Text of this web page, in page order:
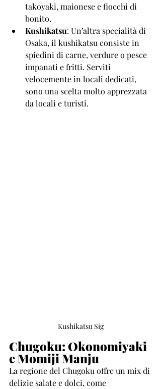
takoyaki, maionese e fiocchi di
bonito.
Kushikatsu: Un’altra specialità di
Osaka, il kushikatsu consiste in
spiedini di carne, verdure o pesce
impanati e fritti. Serviti
velocemente in locali dedicati,
sono una scelta molto apprezzata
da locali e turisti.
Kushikatsu Sig
Chugoku: Okonomiyaki
e Momiji Manju
La regione del Chugoku offre un mix di
delizie salate e dolci, come